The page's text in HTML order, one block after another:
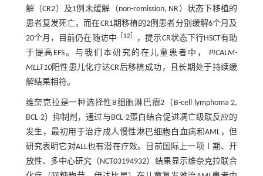
解（CR2）及1例未缓解（non-remission, NR）状态下移植的
患者复发死亡，而在CR1期移植的2例患者分别缓解6个月及
20个月，目前仍在随访中
12
，提示CR状态下行HSCT有助
于提高EFS。与我们本研究的在儿童患者中，PICALM-
MLLT10阳性患儿化疗达CR后移植成功，且长期处于持续缓
解结果相符。
维奈克拉是一种选择性B细胞淋巴瘤2（B-cell lymphoma 2,
BCL-2）抑制剂，通过与BCL-2蛋白结合促进凋亡级联反应的
发生，最初用于治疗成人慢性淋巴细胞白血病和AML，但
研究表明它对ALL也有潜在疗效。目前国际上一项Ⅰ期、开
放性、多中心研究（NCT03194932）结果显示维奈克拉联合